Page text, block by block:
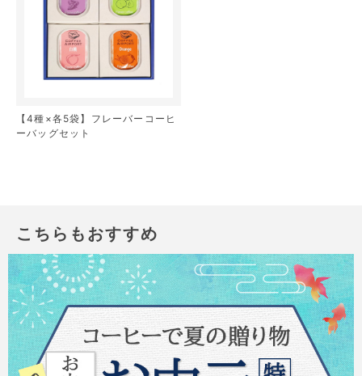
【4種×各5袋】フレーバーコーヒ
ーバッグセット
こちらもおすすめ